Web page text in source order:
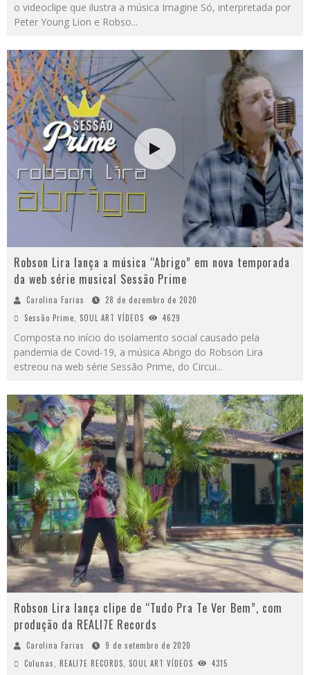
o videoclipe que ilustra a música Imagine Só, interpretada por
Peter Young Lion e Robso...
Robson Lira lança a música “Abrigo” em nova temporada
da web série musical Sessão Prime
Carolina Farias
28 de dezembro de 2020
Sessão Prime, SOUL ART VÍDEOS 4629
Composta no início do isolamento social causado pela
pandemia de Covid-19, a música Abrigo do Robson Lira
estreou na web série Sessão Prime, do Circui...
Robson Lira lança clipe de “Tudo Pra Te Ver Bem”, com
produção da REALI7E Records
Carolina Farias
9 de setembro de 2020
Colunas
REALI7E RECORDS SOUL ART VÍDEOS 4315